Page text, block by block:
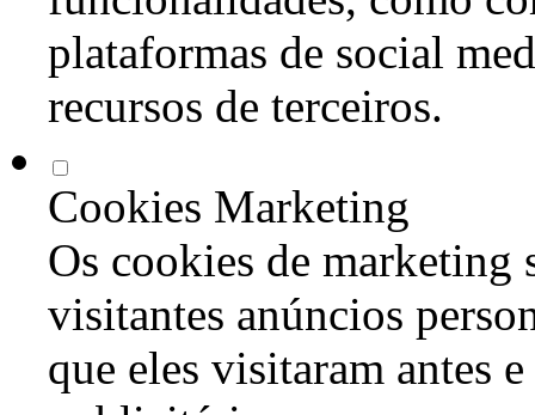
plataformas de social
recursos de terceiros.
Cookies Marketing
Os cookies de marketing
visitantes anúncios
que eles visitaram antes